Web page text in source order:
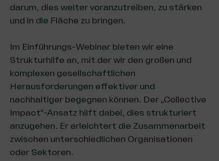
darum, dies weiter voranzutreiben, zu stärken
und in die Fläche zu bringen.
Im Einführungs-Webinar bieten wir eine
Strukturhilfe an, mit der wir den großen und
komplexen gesellschaftlichen
Herausforderungen effektiver und
nachhaltiger begegnen können. Der „Collective
Impact“-Ansatz hilft dabei, dies strukturiert
anzugehen. Er erleichtert die Zusammenarbeit
zwischen unterschiedlichen Organisationen
oder Sektoren.